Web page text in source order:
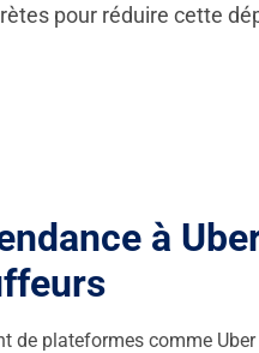
pour réduire cette
à
de plateformes comme